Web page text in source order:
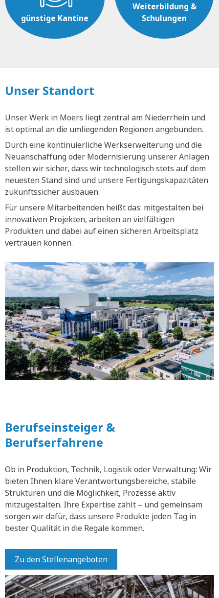
günstige Kantine
Weiterbildung &
Schulungen
Unser Standort
Unser Werk in Moers liegt zentral am Niederrhein und
ist optimal an die umliegenden Regionen angebunden.
Durch eine kontinuierliche Werkserweiterung und die
Neuanschaffung oder Modernisierung unserer Anlagen
stellen wir sicher, dass wir technologisch stets auf dem
neuesten Stand sind und unsere Fertigungskapazitäten
zukunftssicher ausbauen.
Für unsere Mitarbeitenden heißt das: mitgestalten bei
innovativen Projekten, arbeiten an vielfältigen
Produkten und dabei auf einen sicheren Arbeitsplatz
vertrauen können.
Berufseinsteiger &
Berufserfahrene
Ob in Produktion, Technik, Logistik oder Verwaltung: Wir
bieten Ihnen klare Verantwortungsbereiche, stabile
Strukturen und die Möglichkeit, Prozesse aktiv
mitzugestalten. Ihre Expertise zählt – und gemeinsam
sorgen wir dafür, dass unsere Produkte jeden Tag in
bester Qualität in die Regale kommen.
Zu den Stellenangeboten